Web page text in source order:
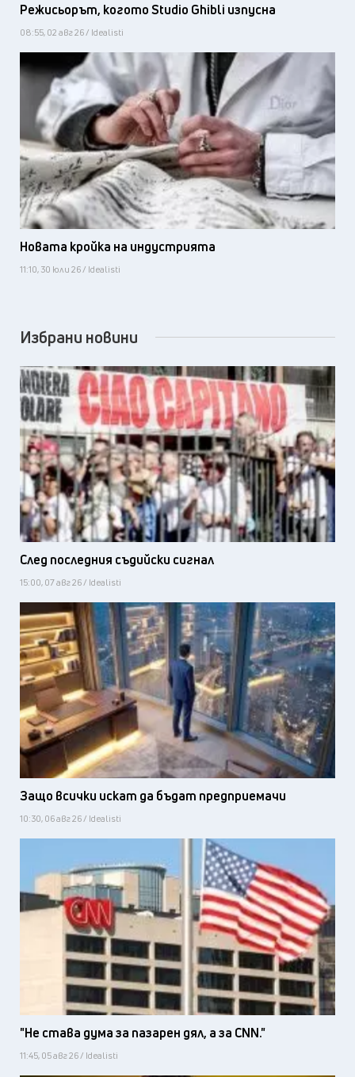
Режисьорът, когото Studio Ghibli изпусна
08:55, 02 авг 26 / Idealisti
Новата кройка на индустрията
11:10, 30 юли 26 / Idealisti
Избрани новини
След последния съдийски сигнал
15:00, 07 авг 26 / Idealisti
Защо всички искат да бъдат предприемачи
10:30, 06 авг 26 / Idealisti
"Не става дума за пазарен дял, а за CNN."
11:45, 05 авг 26 / Idealisti